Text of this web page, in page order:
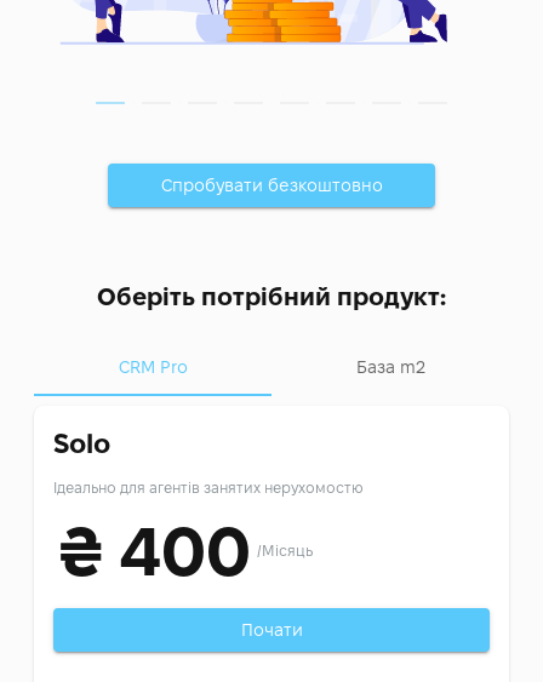
Спробувати безкоштовно
Оберіть потрібний продукт:
CRM Pro База m2
Solo
Ідеально для агентів занятих нерухомостю
₴ 400 /Місяць
Почати